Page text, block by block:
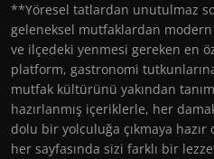
**Yöresel tatlardan unutulmaz
geleneksel mutfaklardan
ve ilçedeki yenmesi gereken en
platform, gastronomi
mutfak kültürünü yakından
hazırlanmış içeriklerle, her
dolu bir yolculuğa çıkmaya
her sayfasında sizi farklı bir